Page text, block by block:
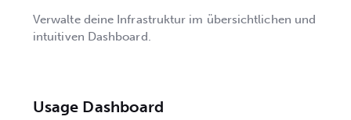
Verwalte deine Infrastruktur im übersichtlichen und
intuitiven Dashboard.
Usage Dashboard